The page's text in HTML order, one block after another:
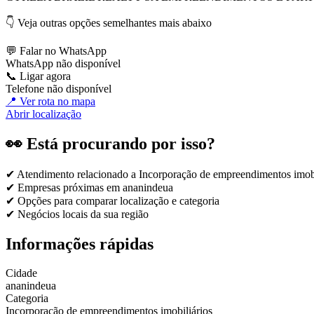
👇 Veja outras opções semelhantes mais abaixo
💬 Falar no WhatsApp
WhatsApp não disponível
📞 Ligar agora
Telefone não disponível
📍 Ver rota no mapa
Abrir localização
👀 Está procurando por isso?
✔ Atendimento relacionado a Incorporação de empreendimentos
✔ Empresas próximas em ananindeua
✔ Opções para comparar localização e categoria
✔ Negócios locais da sua região
Informações rápidas
Cidade
ananindeua
Categoria
Incorporação de empreendimentos imobiliários